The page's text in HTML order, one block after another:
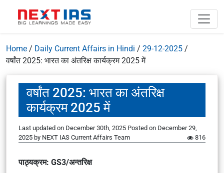
Home / Daily Current Affairs in Hindi / 29-12-2025 /
वर्षांत 2025: भारत का अंतरिक्ष कार्यक्रम 2025 में
वर्षांत 2025: भारत का अंतरिक्ष
कार्यक्रम 2025 में
Last updated on December 30th, 2025 Posted on December 29,
2025 by NEXT IAS Current Affairs Team 816
पाठ्यक्रम: GS3/अन्तरिक्ष